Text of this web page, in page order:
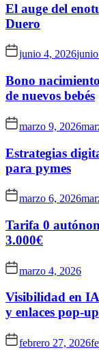
El auge del
Duero
junio 4, 2026
Bono
de nuevos bebés
marzo 9, 2026
Estrategias
para pymes
marzo 6, 2026
Tarifa 0
3.000€
marzo 4, 2026
Visibilidad en
y enlaces pop-up
febrero 27, 2026